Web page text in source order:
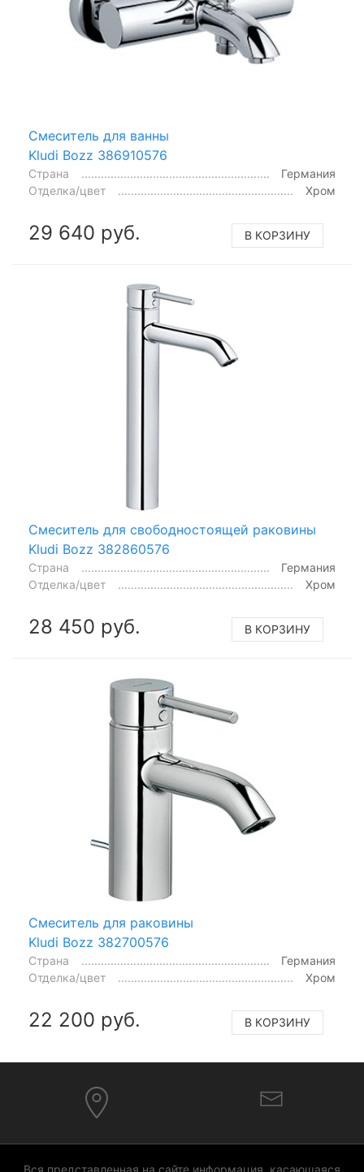
Смеситель для ванны
Kludi Bozz 386910576
Страна
Германия
Отделка/цвет
Хром
29 640 руб. В КОРЗИНУ
Смеситель для свободностоящей раковины
Kludi Bozz 382860576
Страна
Германия
Отделка/цвет
Хром
28 450 руб. В КОРЗИНУ
Смеситель для раковины
Kludi Bozz 382700576
Страна
Германия
Отделка/цвет
Хром
22 200 руб. В КОРЗИНУ
Вся представленная на сайте информация, касающаяся